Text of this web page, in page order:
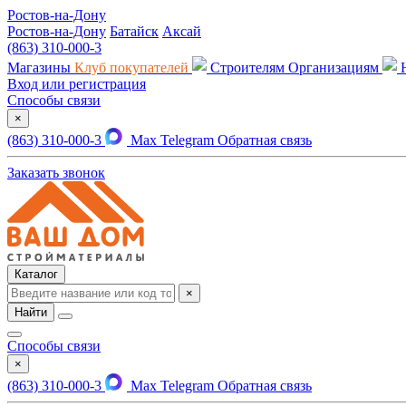
Ростов-на-Дону
Ростов-на-Дону Батайск Аксай
(863) 310-000-3
Магазины Клуб покупателей Строителям Организациям
Вход или регистрация
Способы связи
×
(863) 310-000-3 Max Telegram Обратная связь
Заказать звонок
Каталог
×
Найти
Способы связи
×
(863) 310-000-3 Max Telegram Обратная связь